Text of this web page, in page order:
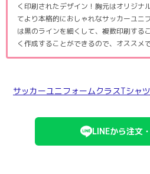
く印刷されたデザイン！胸元はオリジナ
てより本格的におしゃれなサッカーユニ
は黒のラインを細くして、複数印刷する
く作成することができるので、オススメ
サッカーユニフォームクラスTシャ
LINEから注文